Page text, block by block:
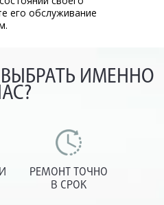
его обслуживание
ИМЕННО
РЕМОНТ ТОЧНО
В СРОК